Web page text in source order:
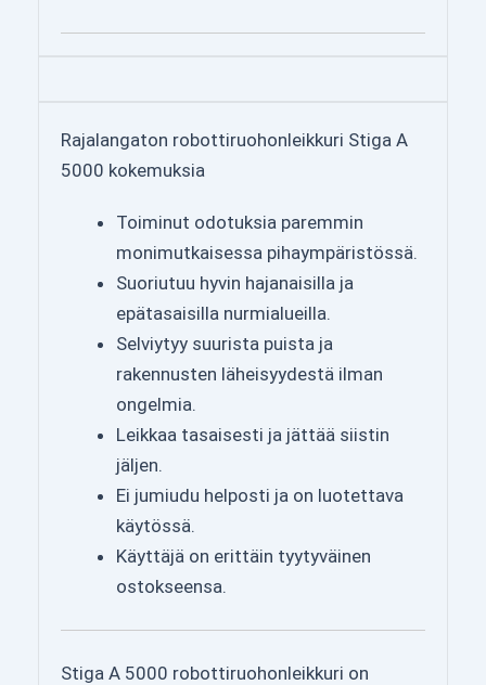
Rajalangaton robottiruohonleikkuri Stiga A
5000 kokemuksia
Toiminut odotuksia paremmin
monimutkaisessa pihaympäristössä.
Suoriutuu hyvin hajanaisilla ja
epätasaisilla nurmialueilla.
Selviytyy suurista puista ja
rakennusten läheisyydestä ilman
ongelmia.
Leikkaa tasaisesti ja jättää siistin
jäljen.
Ei jumiudu helposti ja on luotettava
käytössä.
Käyttäjä on erittäin tyytyväinen
ostokseensa.
Stiga A 5000 robottiruohonleikkuri on